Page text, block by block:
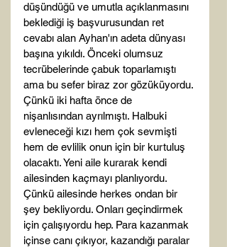
düşündüğü ve umutla açıklanmasını
beklediği iş başvurusundan ret
cevabı alan Ayhan'ın adeta dünyası
başına yıkıldı. Önceki olumsuz
tecrübelerinde çabuk toparlamıştı
ama bu sefer biraz zor gözüküyordu.
Çünkü iki hafta önce de
nişanlısından ayrılmıştı. Halbuki
evleneceği kızı hem çok sevmişti
hem de evlilik onun için bir kurtuluş
olacaktı. Yeni aile kurarak kendi
ailesinden kaçmayı planlıyordu.
Çünkü ailesinde herkes ondan bir
şey bekliyordu. Onları geçindirmek
için çalışıyordu hep. Para kazanmak
içinse canı çıkıyor, kazandığı paralar